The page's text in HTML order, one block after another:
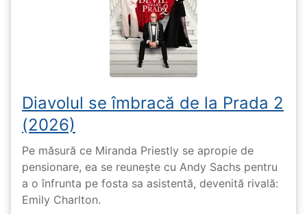
Diavolul se îmbracă de la Prada 2
(2026)
Pe măsură ce Miranda Priestly se apropie de
pensionare, ea se reunește cu Andy Sachs pentru
a o înfrunta pe fosta sa asistentă, devenită rivală:
Emily Charlton.